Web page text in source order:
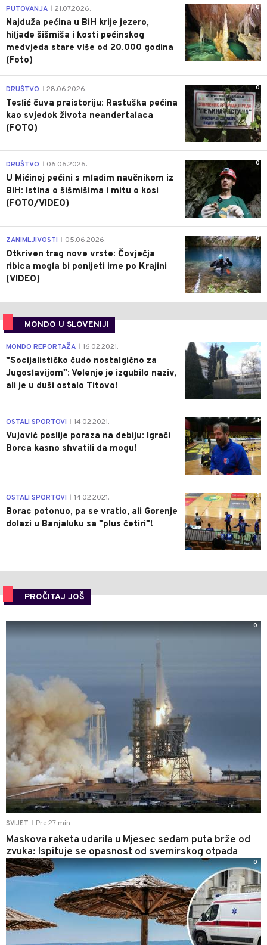
0
PUTOVANJA 21.07.2026.
Najduža pećina u BiH krije jezero,
hiljade šišmiša i kosti pećinskog
medvjeda stare više od 20.000 godina
(Foto)
0
DRUŠTVO 28.06.2026.
Teslić čuva praistoriju: Rastuška pećina
kao svjedok života neandertalaca
(FOTO)
0
DRUŠTVO 06.06.2026.
U Mićinoj pećini s mladim naučnikom iz
BiH: Istina o šišmišima i mitu o kosi
(FOTO/VIDEO)
0
ZANIMLJIVOSTI 05.06.2026.
Otkriven trag nove vrste: Čovječja
ribica mogla bi ponijeti ime po Krajini
(VIDEO)
MONDO U SLOVENIJI
4
MONDO REPORTAŽA 16.02.2021.
"Socijalističko čudo nostalgično za
Jugoslavijom": Velenje je izgubilo naziv,
ali je u duši ostalo Titovo!
1
OSTALI SPORTOVI 14.02.2021.
Vujović poslije poraza na debiju: Igrači
Borca kasno shvatili da mogu!
3
OSTALI SPORTOVI 14.02.2021.
Borac potonuo, pa se vratio, ali Gorenje
dolazi u Banjaluku sa "plus četiri"!
PROČITAJ JOŠ
SVIJET Pre 27 min
Maskova raketa udarila u Mjesec sedam puta brže od
zvuka: Ispituje se opasnost od svemirskog otpada
0
0